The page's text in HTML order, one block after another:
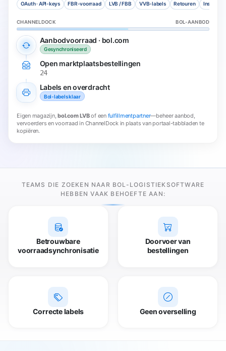
OAuth · API-keys FBR-voorraad LVB / FBB VVB-labels Retouren Insights
CHANNELDOCK BOL-AANBOD
Aanbodvoorraad · bol.com
Gesynchroniseerd
Open marktplaatsbestellingen
24
Labels en overdracht
Bol-labels klaar
Eigen magazijn,bol.com LVBof een fulfillmentpartner—beheer aanbod,
vervoerders en voorraad in ChannelDock in plaats van portaal-tabbladen te
kopiëren.
TEAMS DIE ZOEKEN NAAR BOL-LOGISTIEKSOFTWARE
HEBBEN VAAK BEHOEFTE AAN:
Betrouwbare
voorraadsynchronisatie
Doorvoer van
bestellingen
Correcte labels Geen overselling